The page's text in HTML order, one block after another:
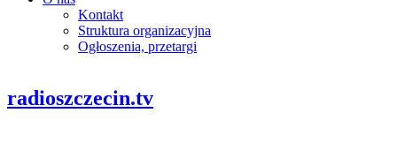
Kontakt
Struktura organizacyjna
Ogłoszenia, przetargi
radioszczecin.tv